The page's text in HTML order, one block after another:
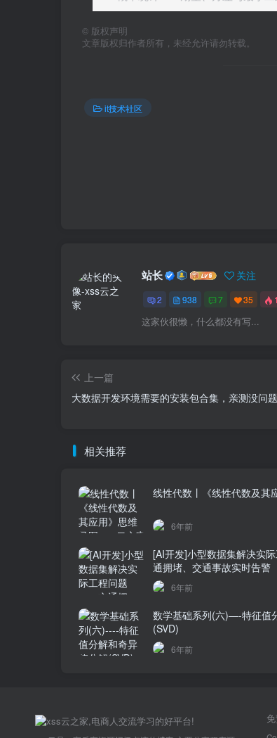
© 版权声明
文章版权归作者所有，未经允许请勿转载。
it技术社区
站长 关注
2 938 7 35
这家伙很懒，什么都没有写...
上一篇
大数据开发环境需要的安装包合集，亲测没问题
相关推荐
线性代数丨《线性代数及其
6年前
[AI开发]小型数据集解决实
通拥堵、交通事故实时告警
6年前
数学基础系列(六)—-特征值
(SVD)
6年前